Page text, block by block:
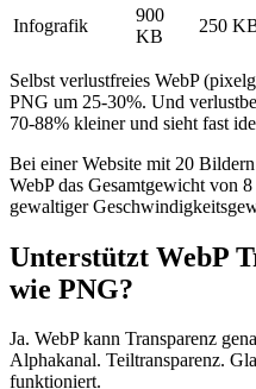
Infografik
900
KB
250
Selbst verlustfreies WebP
PNG um 25-30%. Und
70-88% kleiner und sieht fast
Bei einer Website mit 20
WebP das Gesamtgewicht von
gewaltiger
Unterstützt WebP
wie PNG?
Ja. WebP kann Transparenz
Alphakanal. Teiltransparenz.
funktioniert.